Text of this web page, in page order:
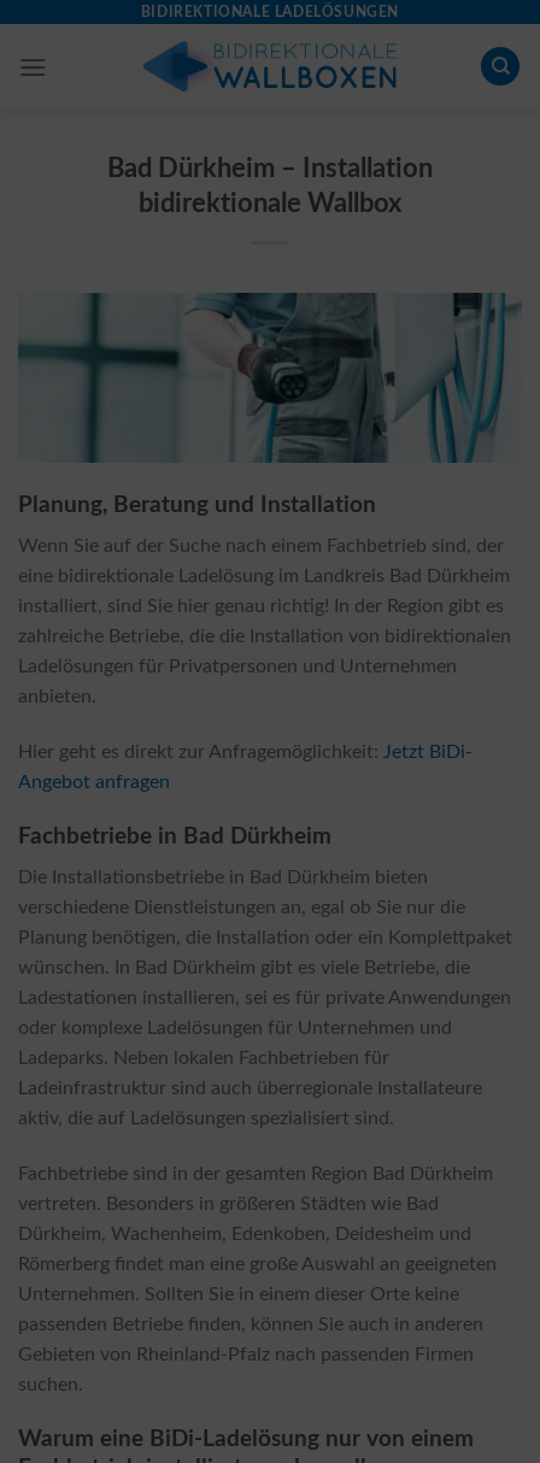
content
BIDIREKTIONALE LADELÖSUNGEN
Bad Dürkheim – Installation
bidirektionale Wallbox
Planung, Beratung und Installation
Wenn Sie auf der Suche nach einem Fachbetrieb sind, der
eine bidirektionale Ladelösung im Landkreis Bad Dürkheim
installiert, sind Sie hier genau richtig! In der Region gibt es
zahlreiche Betriebe, die die Installation von bidirektionalen
Ladelösungen für Privatpersonen und Unternehmen
anbieten.
Hier geht es direkt zur Anfragemöglichkeit: Jetzt BiDi-
Angebot anfragen
Fachbetriebe in Bad Dürkheim
Die Installationsbetriebe in Bad Dürkheim bieten
verschiedene Dienstleistungen an, egal ob Sie nur die
Planung benötigen, die Installation oder ein Komplettpaket
wünschen. In Bad Dürkheim gibt es viele Betriebe, die
Ladestationen installieren, sei es für private Anwendungen
oder komplexe Ladelösungen für Unternehmen und
Ladeparks. Neben lokalen Fachbetrieben für
Ladeinfrastruktur sind auch überregionale Installateure
aktiv, die auf Ladelösungen spezialisiert sind.
Fachbetriebe sind in der gesamten Region Bad Dürkheim
vertreten. Besonders in größeren Städten wie Bad
Dürkheim, Wachenheim, Edenkoben, Deidesheim und
Römerberg findet man eine große Auswahl an geeigneten
Unternehmen. Sollten Sie in einem dieser Orte keine
passenden Betriebe finden, können Sie auch in anderen
Gebieten von Rheinland-Pfalz nach passenden Firmen
suchen.
Warum eine BiDi-Ladelösung nur von einem